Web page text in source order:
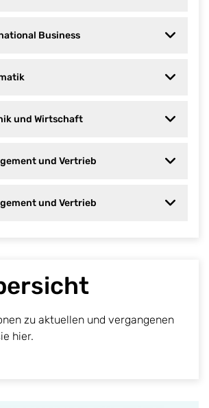
Business
und Wirtschaft
und Vertrieb
und Vertrieb
zu aktuellen und vergangenen
hier.